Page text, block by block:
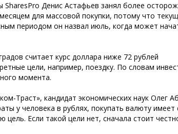
Денис Астафьев занял более
для массовой покупки, потому что
периодом он назвал июль, когда может
считает курс доллара ниже 72 рублей
цели, например, поездку. По словам
момента.
Траст», кандидат экономических наук Олег
у человека в рублях, покупать валюту имеет
Если такой цели нет, сначала стоит